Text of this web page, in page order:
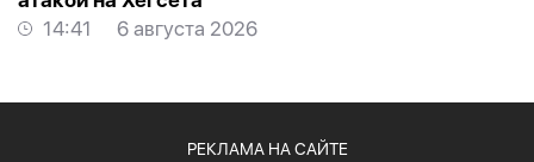
14:41
6 августа 2026
РЕКЛАМА НА САЙТЕ